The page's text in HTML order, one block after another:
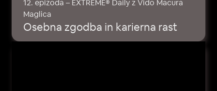
12. epizoda – EXTREME® Daily z Vido Macura
Maglica
Osebna zgodba in karierna rast